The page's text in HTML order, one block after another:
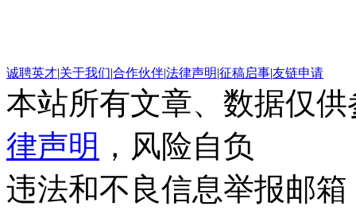
诚聘英才|关于我们|合作伙伴|法律声明|征稿启事|友链申请
本站所有文章、数据仅
律声明 ，风险自负
违法和不良信息举报邮箱